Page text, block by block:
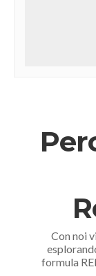
Con noi
formula